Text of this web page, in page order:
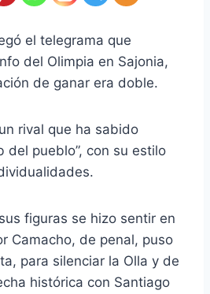
el telegrama que
del Olimpia en Sajonia,
de ganar era doble.
rival que ha sabido
del pueblo”, con su estilo
figuras se hizo sentir en
Camacho, de penal, puso
para silenciar la Olla y de
histórica con Santiago